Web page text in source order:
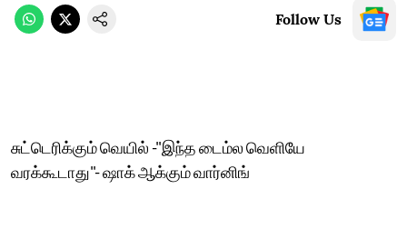
Follow Us
சுட்டெரிக்கும் வெயில் -"இந்த டைம்ல வெளியே
வரக்கூடாது"- ஷாக் ஆக்கும் வார்னிங்